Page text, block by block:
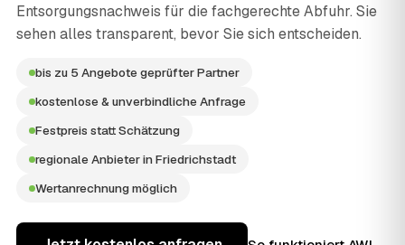
Entsorgungsnachweis für die fachgerechte Abfuhr. Sie
sehen alles transparent, bevor Sie sich entscheiden.
bis zu 5 Angebote geprüfter Partner
kostenlose & unverbindliche Anfrage
Festpreis statt Schätzung
regionale Anbieter in Friedrichstadt
Wertanrechnung möglich